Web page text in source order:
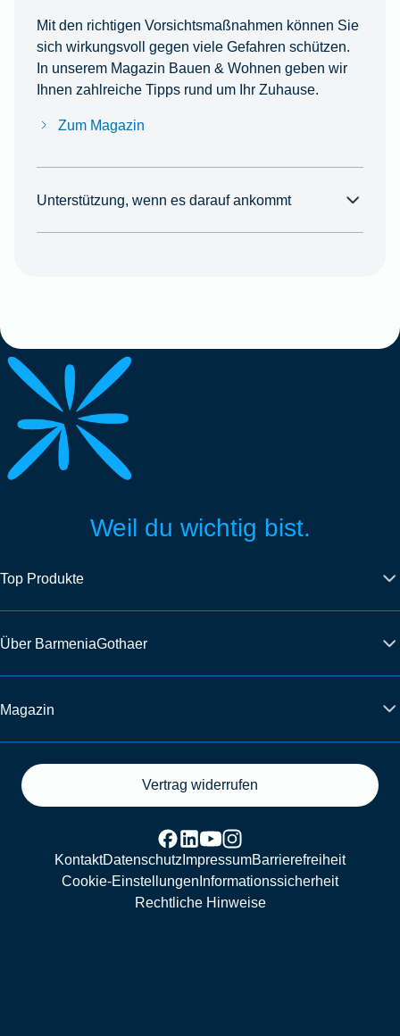
Mit den richtigen Vorsichtsmaßnahmen können Sie
sich wirkungsvoll gegen viele Gefahren schützen.
In unserem Magazin Bauen & Wohnen geben wir
Ihnen zahlreiche Tipps rund um Ihr Zuhause.
Zum Magazin
Unterstützung, wenn es darauf ankommt
Weil du wichtig bist.
Top Produkte
Über BarmeniaGothaer
Magazin
Vertrag widerrufen
KontaktDatenschutz ImpressumBarrierefreiheit
Cookie-Einstellungen Informationssicherheit
Rechtliche Hinweise